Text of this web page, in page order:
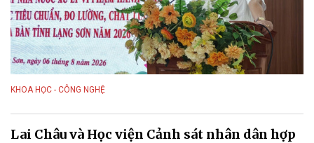
KHOA HỌC - CÔNG NGHỆ
Lai Châu và Học viện Cảnh sát nhân dân hợp